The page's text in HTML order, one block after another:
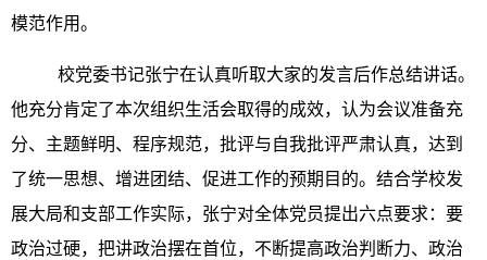
模范作用。
校党委书记张宁在认真听取大家的发言后作总结讲话。
他充分肯定了本次组织生活会取得的成效，认为会议准备充
分、主题鲜明、程序规范，批评与自我批评严肃认真，达到
了统一思想、增进团结、促进工作的预期目的。结合学校发
展大局和支部工作实际，张宁对全体党员提出六点要求：要
政治过硬，把讲政治摆在首位，不断提高政治判断力、政治